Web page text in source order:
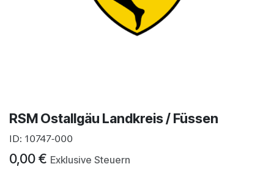
RSM Ostallgäu Landkreis / Füssen
ID: 10747-000
0,00€ Exklusive Steuern